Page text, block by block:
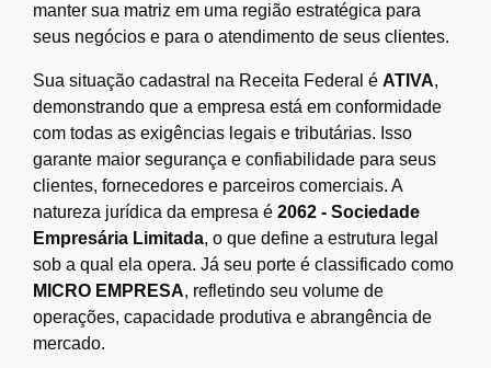
manter sua matriz em uma região estratégica para
seus negócios e para o atendimento de seus clientes.
Sua situação cadastral na Receita Federal é ATIVA,
demonstrando que a empresa está em conformidade
com todas as exigências legais e tributárias. Isso
garante maior segurança e confiabilidade para seus
clientes, fornecedores e parceiros comerciais. A
natureza jurídica da empresa é 2062 - Sociedade
Empresária Limitada, o que define a estrutura legal
sob a qual ela opera. Já seu porte é classificado como
MICRO EMPRESA, refletindo seu volume de
operações, capacidade produtiva e abrangência de
mercado.